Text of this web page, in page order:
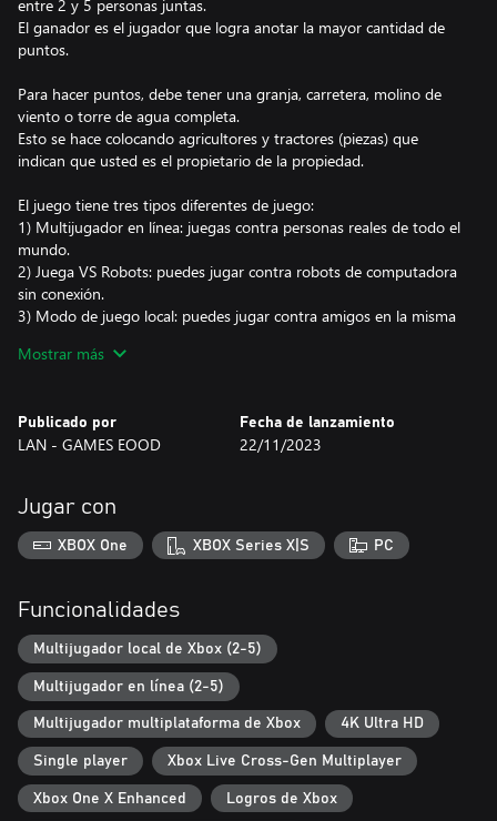
entre 2 y 5 personas juntas.
El ganador es el jugador que logra anotar la mayor cantidad de
puntos.
Para hacer puntos, debe tener una granja, carretera, molino de
viento o torre de agua completa.
Esto se hace colocando agricultores y tractores (piezas) que
indican que usted es el propietario de la propiedad.
El juego tiene tres tipos diferentes de juego:
1) Multijugador en línea: juegas contra personas reales de todo el
mundo.
2) Juega VS Robots: puedes jugar contra robots de computadora
sin conexión.
3) Modo de juego local: puedes jugar contra amigos en la misma
Mostrar más
Publicado por
LAN - GAMES EOOD
Fecha de lanzamiento
22/11/2023
Jugar con
XBOX One XBOX Series X|S PC
Funcionalidades
Multijugador local de Xbox (2-5)
Multijugador en línea (2-5)
Multijugador multiplataforma de Xbox 4K Ultra HD
Single player Xbox Live Cross-Gen Multiplayer
Xbox One X Enhanced Logros de Xbox